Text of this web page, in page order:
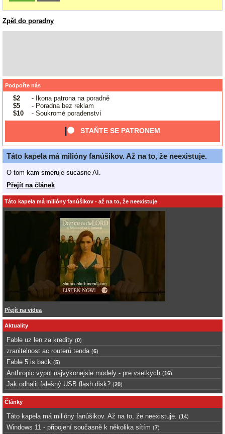
Zpět do poradny
Podpořte nás
$2
- Ikona patrona na poradně
$5
- Poradna bez reklam
$10
- Soukromé poradenství
STAŇTE SE PATRONEM
Táto kapela má milióny fanúšikov. Až na to, že neexistuje.
O tom kam smeruje sucasne AI.
Přejít na článek
Táto kapela má milióny fanúšikov - až na to, že neexistuje
Přejít na videa
Aktuality
Fable uz len za kredity (0)
zranitelnost ac routerů tenda (6)
Fable 5 is back (5)
Anthropic vypol najvykonejsie modely - pre vsetkych (16)
Jak odhalit falešný USB flash disk? (20)
Články
Táto kapela má milióny fanúšikov. Až na to, že neexistuje. (14)
Windows 11 - připojení současně k několika sítím (7)